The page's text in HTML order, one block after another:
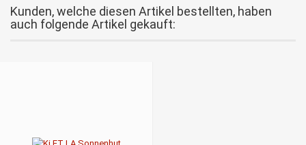
Kunden, welche diesen Artikel bestellten, haben
auch folgende Artikel gekauft: